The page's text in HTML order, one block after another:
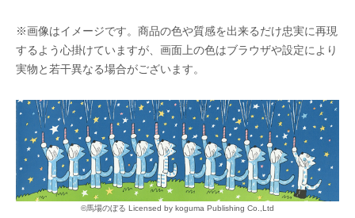
※画像はイメージです。商品の色や質感を出来るだけ忠実に再現
するよう心掛けていますが、画面上の色はブラウザや設定により
実物と若干異なる場合がございます。
©馬場のぼる Licensed by koguma Publishing Co.,Ltd